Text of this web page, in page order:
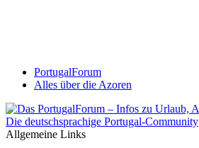
PortugalForum
Alles über die Azoren
Die deutschsprachige Portugal-Community
Allgemeine Links